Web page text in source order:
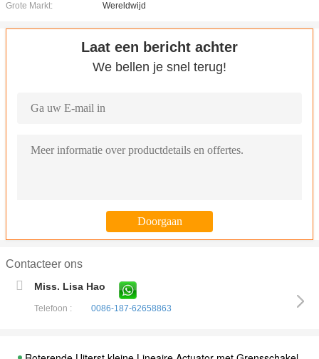
Grote Markt:
Wereldwijd
Laat een bericht achter
We bellen je snel terug!
Contacteer ons
Miss. Lisa Hao
Telefoon : 0086-187-62658863